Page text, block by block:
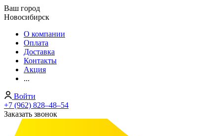
Ваш город
Новосибирск
О компании
Оплата
Доставка
Контакты
Акция
...
Войти
+7 (962) 828‒48‒54
Заказать звонок